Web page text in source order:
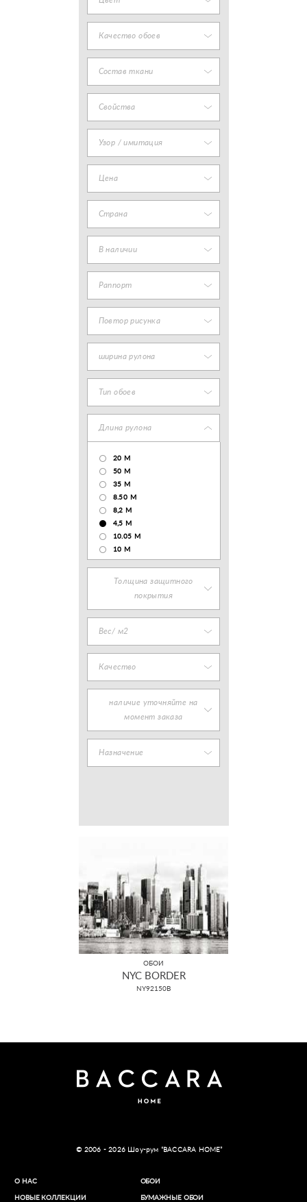
Качество обоев
Состав ткани
Свойства
Узор / имитация
Цена
Страна
В наличии
Раппорт
Повтор рисунка
ширина рулона
Тип обоев
Длина рулона
20 М
50 М
35 М
8.50 М
8,2 М
4,5 М
10.05 М
10 М
Толщина защитного
покрытия
Вес/ м2
Качество
наличие уточняйте на
момент заказа
Назначение
ОБОИ
NYC BORDER
NY92150B
© 2006 - 2026 Шоу-рум “BACCARA HOME”
О НАС
НОВЫЕ КОЛЛЕКЦИИ
ОБОИ
БУМАЖНЫЕ ОБОИ